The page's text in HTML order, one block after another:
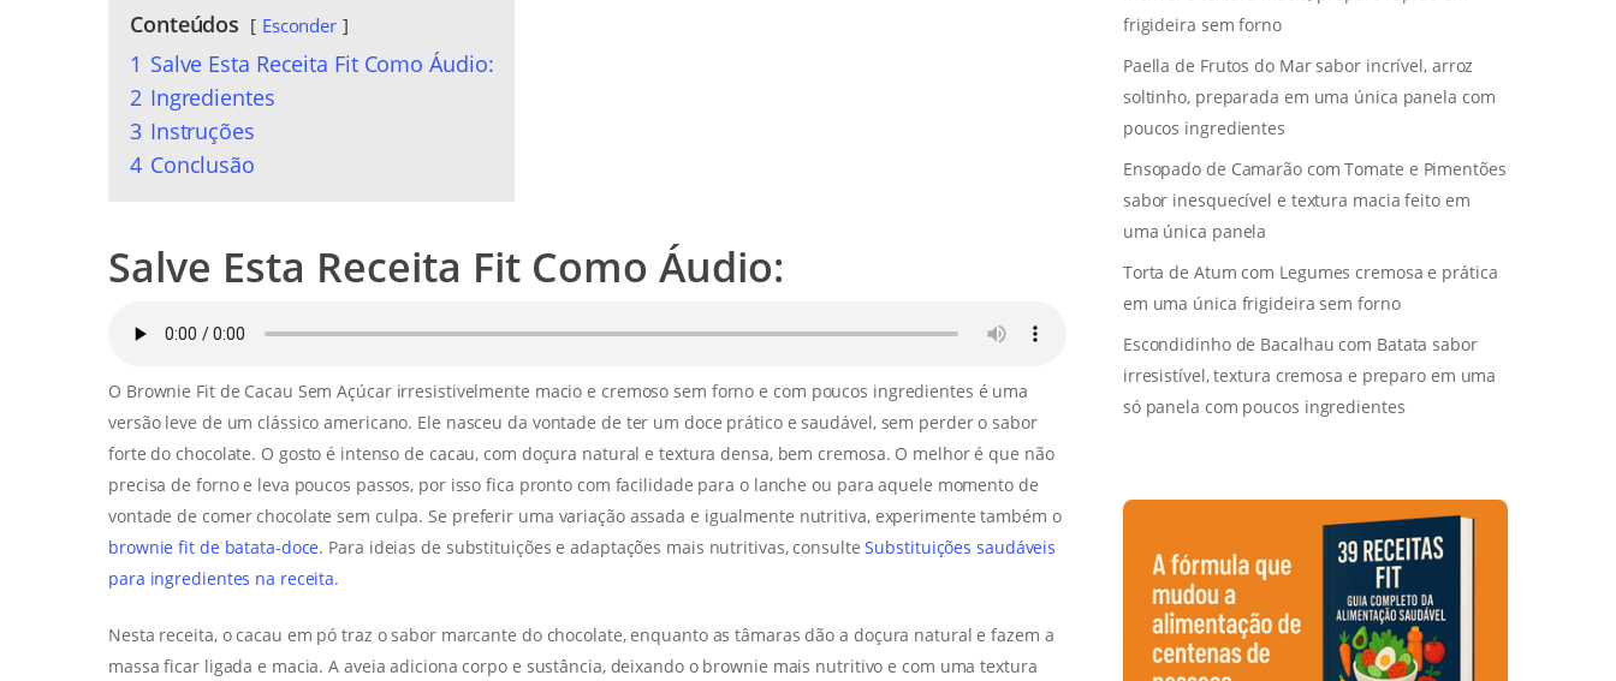
Conteúdos Esconder
1 Salve Esta Receita Fit Como Áudio:
2 Ingredientes
3 Instruções
4 Conclusão
Salve Esta Receita Fit Como Áudio:
O Brownie Fit de Cacau Sem Açúcar irresistivelmente macio e cremoso sem forno e com poucos ingredientes é uma
versão leve de um clássico americano. Ele nasceu da vontade de ter um doce prático e saudável, sem perder o sabor
forte do chocolate. O gosto é intenso de cacau, com doçura natural e textura densa, bem cremosa. O melhor é que não
precisa de forno e leva poucos passos, por isso fica pronto com facilidade para o lanche ou para aquele momento de
vontade de comer chocolate sem culpa. Se preferir uma variação assada e igualmente nutritiva, experimente também o
brownie fit de batata-doce. Para ideias de substituições e adaptações mais nutritivas, consulteSubstituições saudáveis
para ingredientes na receita.
Nesta receita, o cacau em pó traz o sabor marcante do chocolate, enquanto as tâmaras dão a doçura natural e fazem a
massa ficar ligada e macia. A aveia adiciona corpo e sustância, deixando o brownie mais nutritivo e com uma textura
frigideira sem forno
Paella de Frutos do Mar sabor incrível, arroz
soltinho, preparada em uma única panela com
poucos ingredientes
Ensopado de Camarão com Tomate e Pimentões
sabor inesquecível e textura macia feito em
uma única panela
Torta de Atum com Legumes cremosa e prática
em uma única frigideira sem forno
Escondidinho de Bacalhau com Batata sabor
irresistível, textura cremosa e preparo em uma
só panela com poucos ingredientes